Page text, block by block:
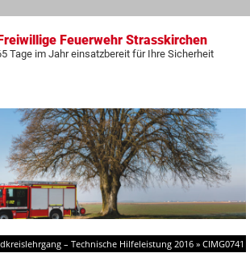
Feuerwehr Strasskirchen
Tage im Jahr einsatzbereit für Ihre Sicherheit
Zum
Inhalt
springen
– Technische Hilfeleistung 2016 » CIMG0741